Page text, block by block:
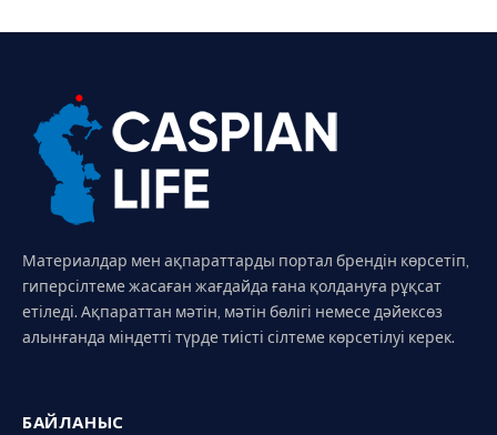
Материалдар мен ақпараттарды портал брендін көрсетіп,
гиперсілтеме жасаған жағдайда ғана қолдануға рұқсат
етіледі. Ақпараттан мәтін, мәтін бөлігі немесе дәйексөз
алынғанда міндетті түрде тиісті сілтеме көрсетілуі керек.
БАЙЛАНЫС